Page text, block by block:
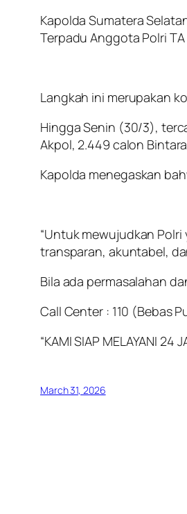
Kapolda Sumatera
Terpadu Anggota Polri
Langkah ini merupakan
Hingga Senin (30/3),
Akpol, 2.449 calon
Kapolda menegaskan
“Untuk mewujudkan
transparan, akuntabel,
Bila ada permasalahan
Call Center : 110 (Bebas
“KAMI SIAP MELAYANI 24
March 31, 2026